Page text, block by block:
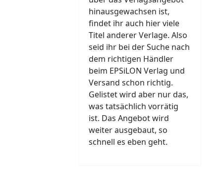
hinausgewachsen ist,
findet ihr auch hier viele
Titel anderer Verlage. Also
seid ihr bei der Suche nach
dem richtigen Händler
beim EPSiLON Verlag und
Versand schon richtig.
Gelistet wird aber nur das,
was tatsächlich vorrätig
ist. Das Angebot wird
weiter ausgebaut, so
schnell es eben geht.